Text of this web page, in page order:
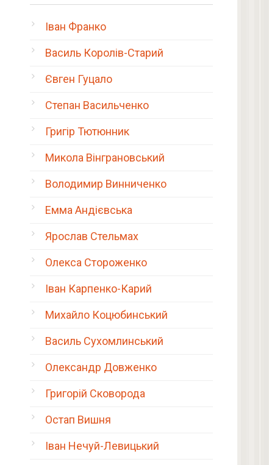
Іван Франко
Василь Королів-Старий
Євген Гуцало
Степан Васильченко
Григір Тютюнник
Микола Вінграновський
Володимир Винниченко
Емма Андієвська
Ярослав Стельмах
Олекса Стороженко
Іван Карпенко-Карий
Михайло Коцюбинський
Василь Сухомлинський
Олександр Довженко
Григорій Сковорода
Остап Вишня
Іван Нечуй-Левицький